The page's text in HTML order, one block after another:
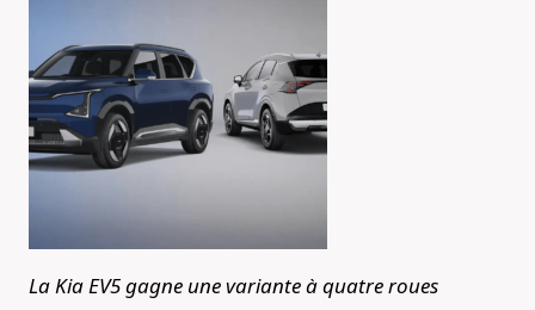
La Kia EV5 gagne une variante à quatre roues